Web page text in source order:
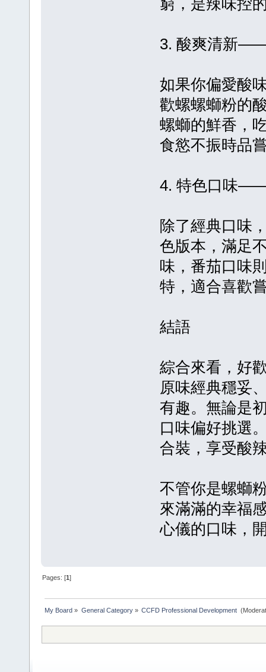
窮，是辣味控
3. 酸爽清新
如果你偏愛酸
歡螺螺螄粉的
螺螄的鮮香，
食慾不振時品
4. 特色口味
除了經典口味
色版本，滿足
味，番茄口味
特，適合喜歡
結語
綜合來看，好
原味經典穩妥
有趣。無論是
口味偏好挑選
合裝，享受酸
不管你是螺螄
來滿滿的幸福
心儀的口味，
Pages: [1]
My Board » General Category» CCFD Professional Development